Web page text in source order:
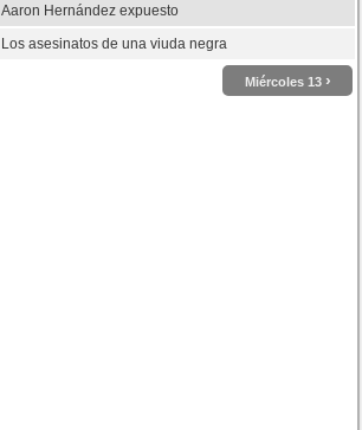
Aaron Hernández expuesto
Los asesinatos de una viuda negra
Miércoles 13 ›